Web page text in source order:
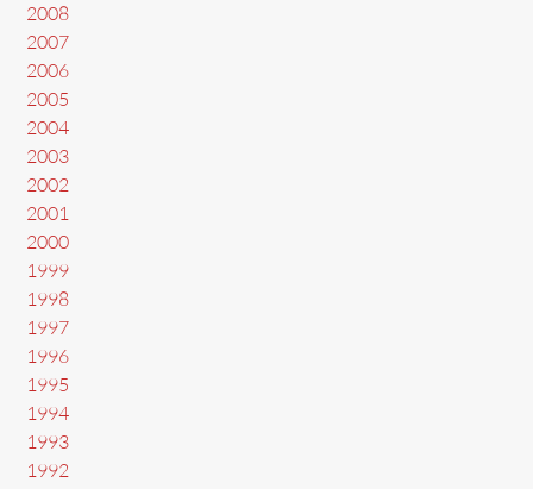
2008
2007
2006
2005
2004
2003
2002
2001
2000
1999
1998
1997
1996
1995
1994
1993
1992